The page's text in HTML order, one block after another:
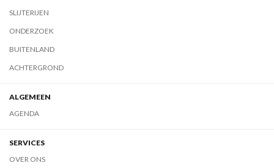
SLIJTERIJEN
ONDERZOEK
BUITENLAND
ACHTERGROND
ALGEMEEN
AGENDA
SERVICES
OVER ONS